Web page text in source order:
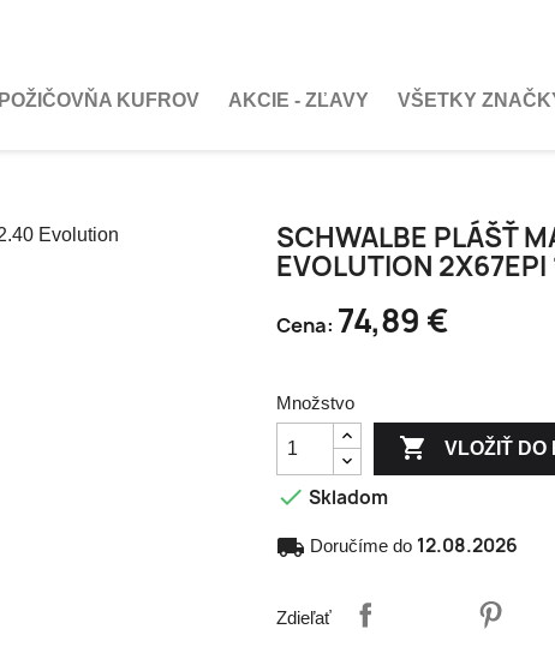
POŽIČOVŇA KUFROV AKCIE - ZĽAVY VŠETKY
SCHWALBE PLÁŠŤ
EVOLUTION 2X67EPI
Cena: 74,89 €
Množstvo
 VLOŽIŤ DO
 Skladom
local_shipping Doručíme do 12.08.2026
Zdieľať